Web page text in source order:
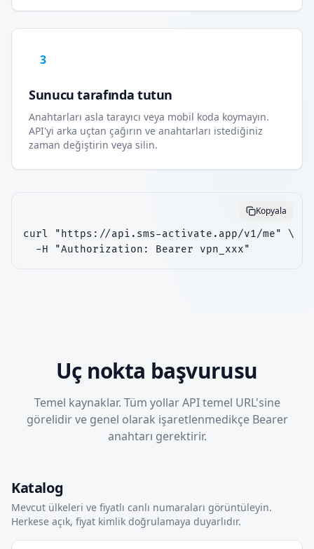
3
Sunucu tarafında tutun
Anahtarları asla tarayıcı veya mobil koda koymayın.
API'yi arka uçtan çağırın ve anahtarları istediğiniz
zaman değiştirin veya silin.
Kopyala
curl "https://api.sms-activate.app/v1/me" \
  -H "Authorization: Bearer vpn_xxx"
Uç nokta başvurusu
Temel kaynaklar. Tüm yollar API temel URL'sine
görelidir ve genel olarak işaretlenmedikçe Bearer
anahtarı gerektirir.
Katalog
Mevcut ülkeleri ve fiyatlı canlı numaraları görüntüleyin.
Herkese açık, fiyat kimlik doğrulamaya duyarlıdır.